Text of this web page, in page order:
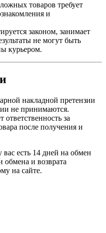
товаров требует
и
законом, занимает
не могут быть
курьером.
накладной претензии
не принимаются.
ответственность за
после получения и
вас есть 14 дней на обмен
обмена и возврата
на сайте.